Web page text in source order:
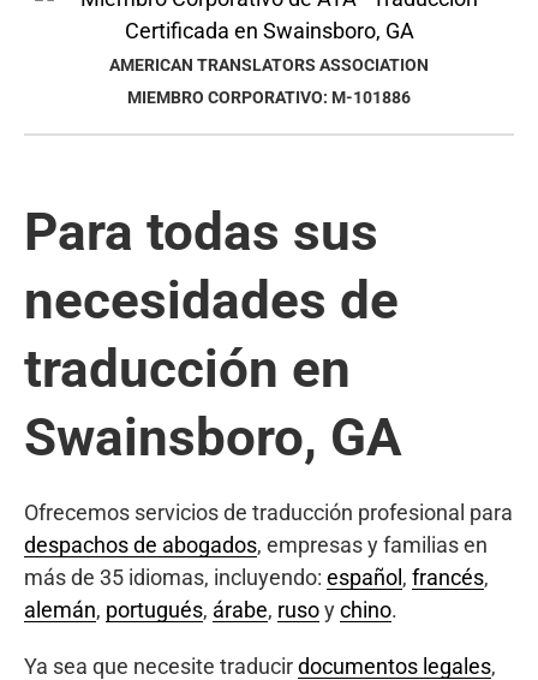
AMERICAN TRANSLATORS ASSOCIATION
MIEMBRO CORPORATIVO: M-101886
Para todas sus
necesidades de
traducción en
Swainsboro, GA
Ofrecemos servicios de traducción profesional para
despachos de abogados, empresas y familias en
más de 35 idiomas, incluyendo: español , francés,
alemán, portugués, árabe, rusoychino.
Ya sea que necesite traducirdocumentos legales,